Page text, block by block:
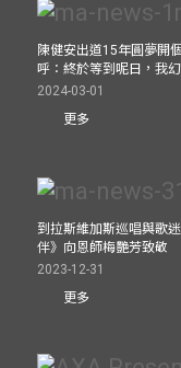
陳健安出道15年圓夢開
呼：終於等到呢日，我
2024-03-01
更多
到拉斯維加斯巡唱與歌
伴》向恩師梅艷芳致敬
2023-12-31
更多